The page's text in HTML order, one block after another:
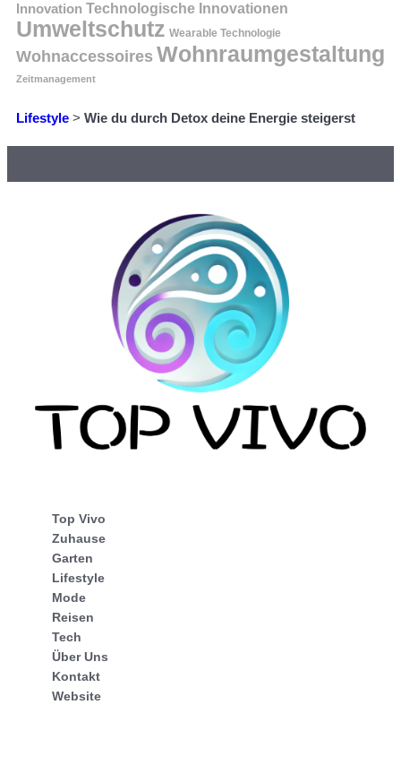
Innovation Technologische Innovationen
Umweltschutz Wearable Technologie
Wohnaccessoires Wohnraumgestaltung
Zeitmanagement
Lifestyle > Wie du durch Detox deine Energie steigerst
Top Vivo
Zuhause
Garten
Lifestyle
Mode
Reisen
Tech
Über Uns
Kontakt
Website